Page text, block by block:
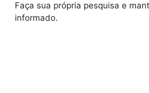
Faça sua própria pesquisa e
informado.